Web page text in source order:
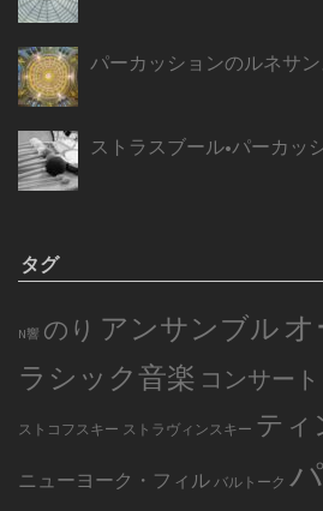
パーカッションのルネサ
ストラスブール•パーカッ
タグ
N響 のり アンサンブル
ラシック音楽 コンサート
ストコフスキー ストラヴィンスキー ティ
ニューヨーク・フィル バルトーク